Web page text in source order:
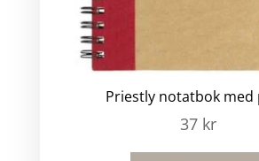
Priestly notatbok med
37 kr